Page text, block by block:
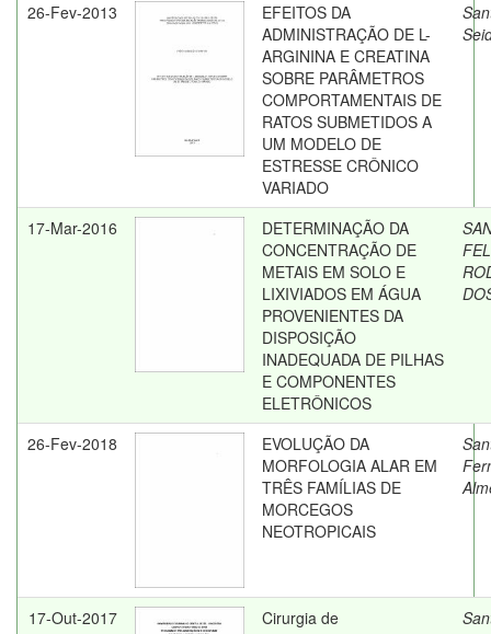
26-Fev-2013
EFEITOS DA
ADMINISTRAÇÃO DE L-
ARGININA E CREATINA
SOBRE PARÂMETROS
COMPORTAMENTAIS DE
RATOS SUBMETIDOS A
UM MODELO DE
ESTRESSE CRÔNICO
VARIADO
17-Mar-2016
DETERMINAÇÃO DA
CONCENTRAÇÃO DE
METAIS EM SOLO E
LIXIVIADOS EM ÁGUA
PROVENIENTES DA
DISPOSIÇÃO
INADEQUADA DE PILHAS
E COMPONENTES
ELETRÔNICOS
26-Fev-2018
EVOLUÇÃO DA
MORFOLOGIA ALAR EM
TRÊS FAMÍLIAS DE
MORCEGOS
NEOTROPICAIS
17-Out-2017
Cirurgia de